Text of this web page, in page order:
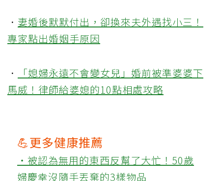
． 妻婚後默默付出，卻換來夫外遇找小三！
專家點出婚姻手原因
．
「媳婦永遠不會變女兒」婚前被準婆婆下
馬威！律師給婆媳的10點相處攻略
💪更多健康推薦
‧被認為無用的東西反幫了大忙！50歲
婦慶幸沒隨手丟棄的3樣物品